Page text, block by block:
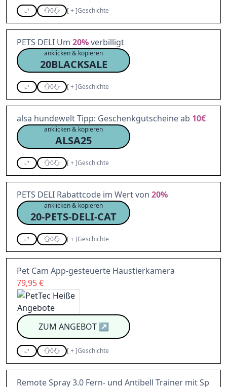
0 [+]Geschichte
PETS DELI Um 20%verbilligt
anklicken & kopieren
20BLACKSALE
0 [+]Geschichte
alsa hundewelt Tipp: Geschenkgutscheine ab 10€
anklicken & kopieren
ALSA25
0 [+]Geschichte
PETS DELI Rabattcode im Wert von 20%
anklicken & kopieren
20-PETS-DELI-CAT
0 [+]Geschichte
Pet Cam App-gesteuerte Haustierkamera
79,95 €
ZUM ANGEBOT↗
0 [+]Geschichte
Remote Spray 3.0 Fern- und Antibell Trainer mit Sp